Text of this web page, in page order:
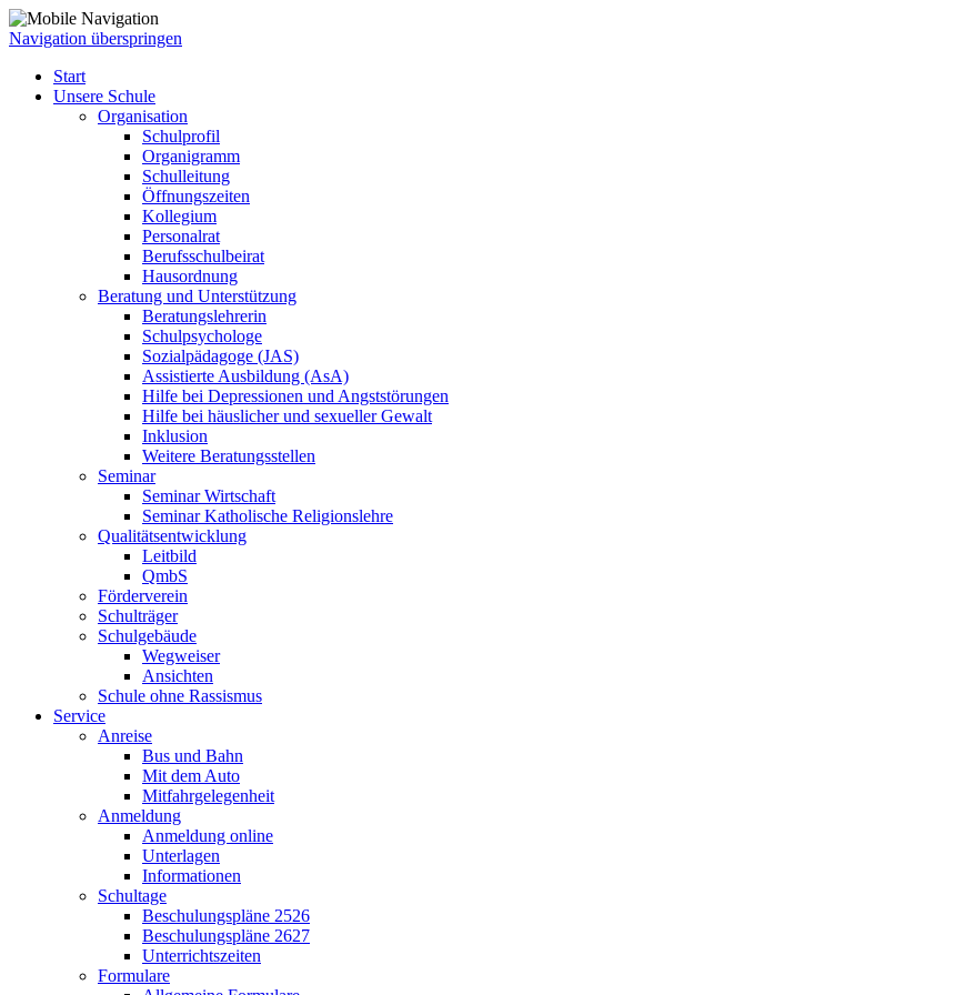
Navigation überspringen
Start
Unsere Schule
Organisation
Schulprofil
Organigramm
Schulleitung
Öffnungszeiten
Kollegium
Personalrat
Berufsschulbeirat
Hausordnung
Beratung und Unterstützung
Beratungslehrerin
Schulpsychologe
Sozialpädagoge (JAS)
Assistierte Ausbildung (AsA)
Hilfe bei Depressionen und Angststörungen
Hilfe bei häuslicher und sexueller Gewalt
Inklusion
Weitere Beratungsstellen
Seminar
Seminar Wirtschaft
Seminar Katholische Religionslehre
Qualitätsentwicklung
Leitbild
QmbS
Förderverein
Schulträger
Schulgebäude
Wegweiser
Ansichten
Schule ohne Rassismus
Service
Anreise
Bus und Bahn
Mit dem Auto
Mitfahrgelegenheit
Anmeldung
Anmeldung online
Unterlagen
Informationen
Schultage
Beschulungspläne 2526
Beschulungspläne 2627
Unterrichtszeiten
Formulare